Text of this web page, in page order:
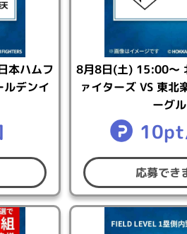
成すると、応募につかえるポイント
実況パワフルプロ野球のミッション
つかえるポイント」をご確認くだ
には連携が必要です。アプリと
イルでの抽選応募となります。
容に同意する」にチェックの上
。
できません。
本ハムフ
ルデンイ
8月8日(土) 15:00～
ァイターズ VS 東北
ーグ
応募でき